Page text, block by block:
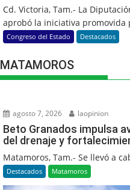
Cd. Victoria, Tam.- La
aprobó la iniciativa promovida
Congreso del Estado Destacados
MATAMOROS
agosto 7, 2026 laopinion
Beto Granados impulsa
del drenaje y
Matamoros, Tam.- Se llevó a
Destacados Matamoros